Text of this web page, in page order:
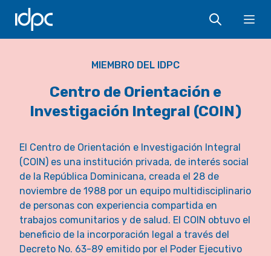
IDPC
MIEMBRO DEL IDPC
Centro de Orientación e
Investigación Integral (COIN)
El Centro de Orientación e Investigación Integral
(COIN) es una institución privada, de interés social
de la República Dominicana, creada el 28 de
noviembre de 1988 por un equipo multidisciplinario
de personas con experiencia compartida en
trabajos comunitarios y de salud. El COIN obtuvo el
beneficio de la incorporación legal a través del
Decreto No. 63-89 emitido por el Poder Ejecutivo